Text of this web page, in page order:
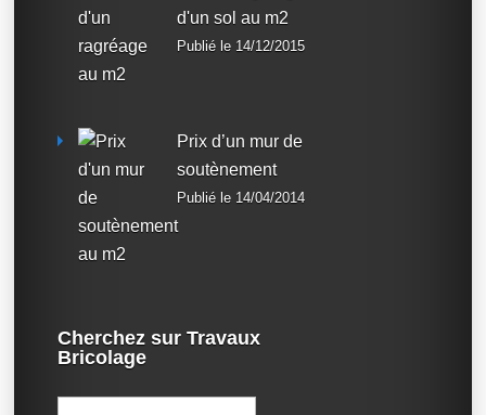
d'un sol au m2
Publié le 14/12/2015
Prix d’un mur de
soutènement
Publié le 14/04/2014
Cherchez sur Travaux
Bricolage
Rechercher :